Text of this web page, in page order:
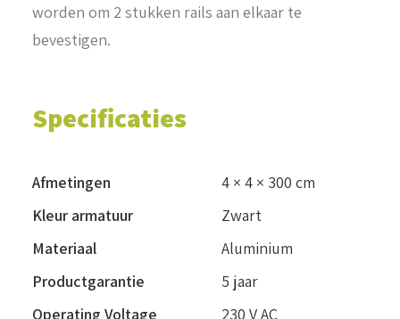
worden om 2 stukken rails aan elkaar te
bevestigen.
Specificaties
Afmetingen
4 × 4 × 300 cm
Kleur armatuur
Zwart
Materiaal
Aluminium
Productgarantie
5 jaar
Operating Voltage
230 V AC